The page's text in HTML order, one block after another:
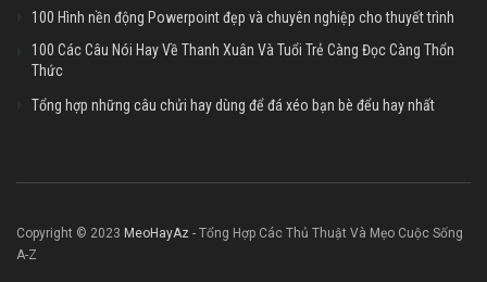
100 Hình nền động Powerpoint đẹp và chuyên nghiệp cho thuyết trình
100 Các Câu Nói Hay Về Thanh Xuân Và Tuổi Trẻ Càng Đọc Càng Thổn
Thức
Tổng hợp những câu chửi hay dùng để đá xéo bạn bè đểu hay nhất
Copyright © 2023 MeoHayAz - Tổng Hợp Các Thủ Thuật Và Mẹo Cuộc Sống
A-Z